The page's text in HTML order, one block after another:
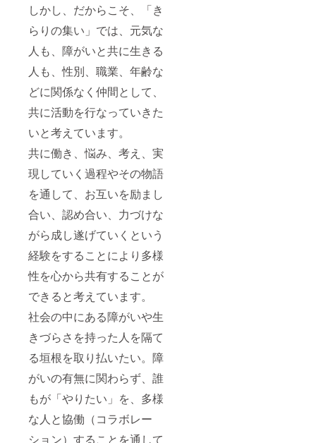
しかし、だからこそ、「き
らりの集い」では、元気な
人も、障がいと共に生きる
人も、性別、職業、年齢な
どに関係なく仲間として、
共に活動を行なっていきた
いと考えています。
共に働き、悩み、考え、実
現していく過程やその物語
を通して、お互いを励まし
合い、認め合い、力づけな
がら成し遂げていくという
経験をすることにより多様
性を心から共有することが
できると考えています。
社会の中にある障がいや生
きづらさを持った人を隔て
る垣根を取り払いたい。障
がいの有無に関わらず、誰
もが「やりたい」を、多様
な人と協働（コラボレー
ション）することを通して